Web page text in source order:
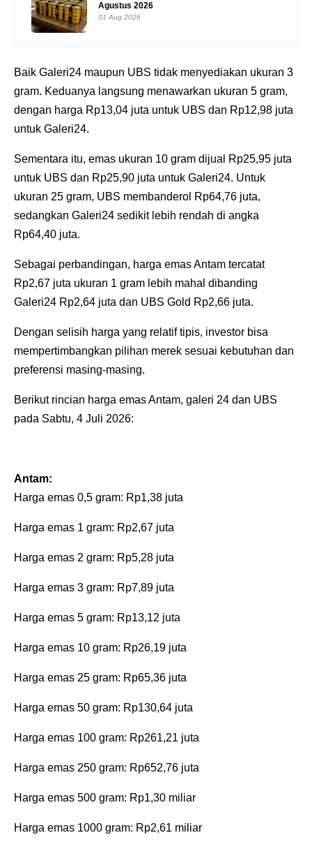
Agustus 2026
01 Aug 2026
Baik Galeri24 maupun UBS tidak menyediakan ukuran 3
gram. Keduanya langsung menawarkan ukuran 5 gram,
dengan harga Rp13,04 juta untuk UBS dan Rp12,98 juta
untuk Galeri24.
Sementara itu, emas ukuran 10 gram dijual Rp25,95 juta
untuk UBS dan Rp25,90 juta untuk Galeri24. Untuk
ukuran 25 gram, UBS membanderol Rp64,76 juta,
sedangkan Galeri24 sedikit lebih rendah di angka
Rp64,40 juta.
Sebagai perbandingan, harga emas Antam tercatat
Rp2,67 juta ukuran 1 gram lebih mahal dibanding
Galeri24 Rp2,64 juta dan UBS Gold Rp2,66 juta.
Dengan selisih harga yang relatif tipis, investor bisa
mempertimbangkan pilihan merek sesuai kebutuhan dan
preferensi masing-masing.
‎‎Berikut rincian harga emas Antam, galeri 24 dan UBS
pada Sabtu, 4 Juli 2026:
‎Antam:
‎Harga emas 0,5 gram: Rp1,38 juta
‎Harga emas 1 gram: Rp2,67 juta
‎Harga emas 2 gram: Rp5,28 juta
‎Harga emas 3 gram: Rp7,89 juta
‎Harga emas 5 gram: Rp13,12 juta
‎Harga emas 10 gram: Rp26,19 juta
‎Harga emas 25 gram: Rp65,36 juta
‎Harga emas 50 gram: Rp130,64 juta
‎Harga emas 100 gram: Rp261,21 juta
‎Harga emas 250 gram: Rp652,76 juta
‎Harga emas 500 gram: Rp1,30 miliar
‎Harga emas 1000 gram: Rp2,61 miliar